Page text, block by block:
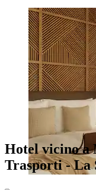
Hotel vicino a
Trasporti - La